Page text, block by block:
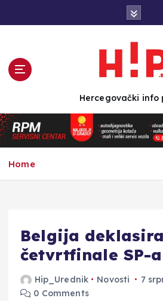
n
t
e
Hercegovački info
Home
Belgija
četvrtfinale SP-a
Hip_Urednik Novosti
7
0 Comments